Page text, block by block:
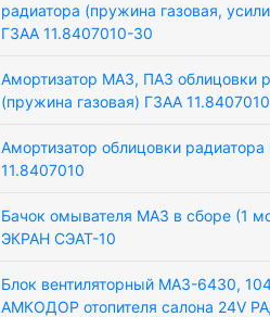
радиатора (пружина газовая,
ГЗАА 11.8407010-30
Амортизатор МАЗ, ПАЗ облицовки
(пружина газовая) ГЗАА 11.8407010
Амортизатор облицовки
11.8407010
Бачок омывателя МАЗ в сборе (1
ЭКРАН СЭАТ-10
Блок вентиляторный МАЗ-6430,
АМКОДОР отопителя салона 24V